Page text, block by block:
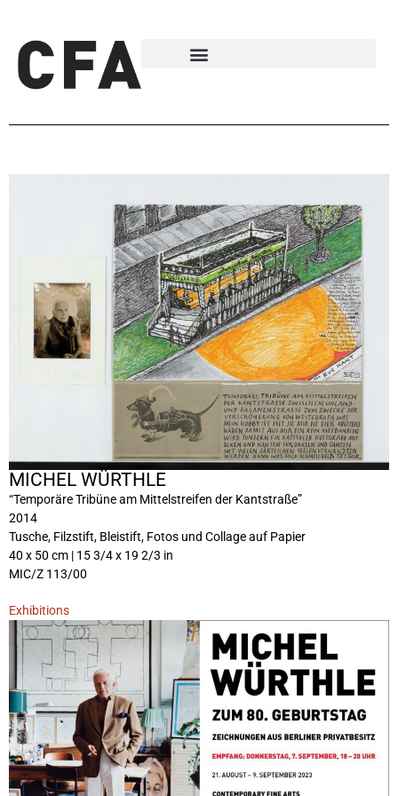
MICHEL WÜRTHLE
“Temporäre Tribüne am Mittelstreifen der Kantstraße”
2014
Tusche, Filzstift, Bleistift, Fotos und Collage auf Papier
40 x 50 cm | 15 3/4 x 19 2/3 in
MIC/Z 113/00
Exhibitions